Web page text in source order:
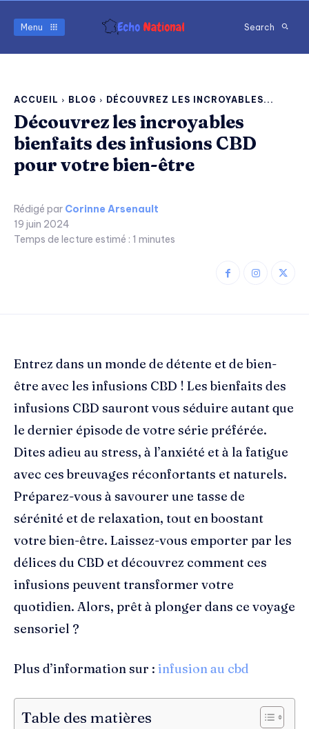
Menu Search
ACCUEIL BLOG DÉCOUVREZ LES INCROYABLES...
Découvrez les incroyables
bienfaits des infusions CBD
pour votre bien-être
Rédigé par Corinne Arsenault
19 juin 2024
Temps de lecture estimé : 1 minutes
Entrez dans un monde de détente et de bien-
être avec les infusions CBD ! Les bienfaits des
infusions CBD sauront vous séduire autant que
le dernier épisode de votre série préférée.
Dites adieu au stress, à l’anxiété et à la fatigue
avec ces breuvages réconfortants et naturels.
Préparez-vous à savourer une tasse de
sérénité et de relaxation, tout en boostant
votre bien-être. Laissez-vous emporter par les
délices du CBD et découvrez comment ces
infusions peuvent transformer votre
quotidien. Alors, prêt à plonger dans ce voyage
sensoriel ?
Plus d’information sur : infusion au cbd
Table des matières